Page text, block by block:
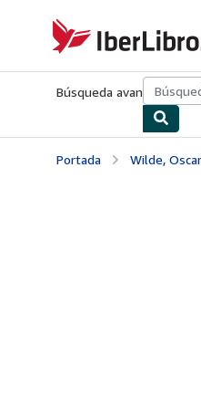
IberLibro.com
Búsqueda avanzada
Portada Wilde,